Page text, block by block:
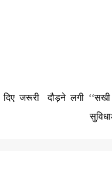
दिए जरूरी
दौड़ने लगी